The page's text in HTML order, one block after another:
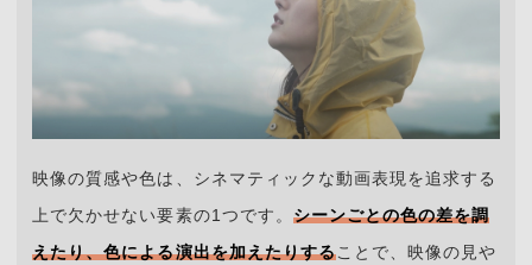
映像の質感や色は、シネマティックな動画表現を追求する
上で欠かせない要素の1つです。 シーンごとの色の差を調
えたり、色による演出を加えたりすることで、映像の見や